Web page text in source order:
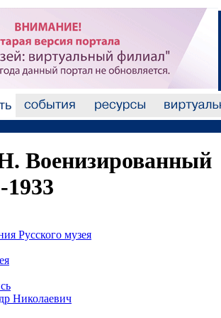
Военизированный
1933
Русского музея
Николаевич